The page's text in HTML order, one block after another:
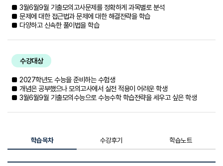
■ 3월6월9월 기출모의고사문제를 정확하게 과목별로 분석
■ 문제에 대한 접근법과 문제에 대한 해결전략을 학습
■ 다양하고 신속한 풀이법을 학습
수강대상
■ 2027학년도 수능을 준비하는 수험생
■ 개념은 공부했으나 모의고사에서 실전 적용이 어려운 학생
■ 3월6월9월 기출모의수능으로 수능수학 학습전략을 세우고 싶은 학생
학습목차 수강후기 학습노트